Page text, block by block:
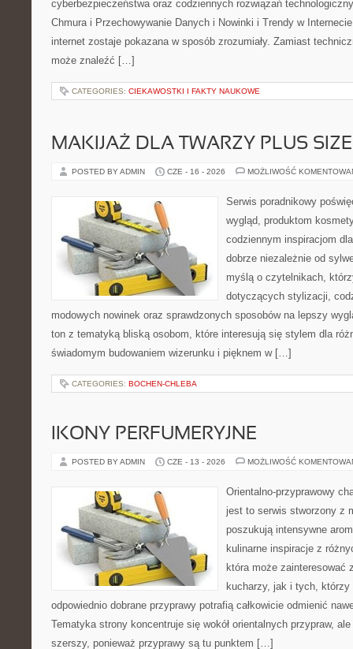
cyberbezpieczeństwa oraz codziennych rozwiązań
Chmura i Przechowywanie Danych i Nowinki i Trendy w
internet zostaje pokazana w sposób zrozumiały. Zamiast
może znaleźć […]
CATEGORIES: CIEKAWOSTKI I FAKTY NAUKOWE
MAKIJAŻ DLA TWARZY PLUS SIZE
POSTED BY ADMIN CZE - 16 - 2026 MOŻLIWOŚĆ
Serwis poradnikowy
wygląd, produktom
codziennym inspiracjom
dobrze niezależnie od
myślą o czytelnikach,
dotyczących stylizacji,
modowych nowinek oraz sprawdzonych sposobów na lepszy
ton z tematyką bliską osobom, które interesują się stylem dla
świadomym budowaniem wizerunku i pięknem w […]
CATEGORIES: BOCHEN-CHLEBA
IKONY PERFUMERYJNE
POSTED BY ADMIN CZE - 13 - 2026 MOŻLIWOŚĆ
Orientalno-przyprawowy
jest to serwis stworzony z
poszukują intensywne
kulinarne inspiracje z
która może zainteresować
kucharzy, jak i tych, którzy
odpowiednio dobrane przyprawy potrafią całkowicie odmienić
Tematyka strony koncentruje się wokół orientalnych przypraw,
szerszy, ponieważ przyprawy są tu punktem […]